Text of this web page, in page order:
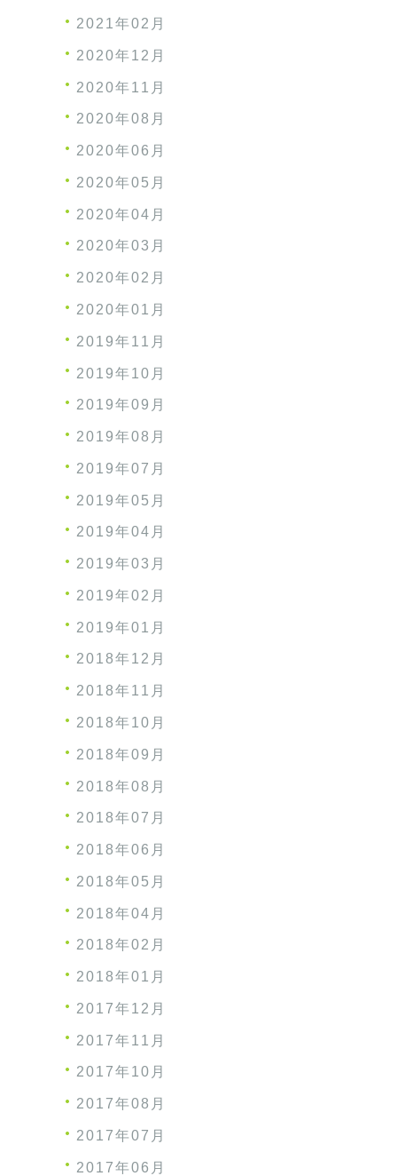
2021年02月
2020年12月
2020年11月
2020年08月
2020年06月
2020年05月
2020年04月
2020年03月
2020年02月
2020年01月
2019年11月
2019年10月
2019年09月
2019年08月
2019年07月
2019年05月
2019年04月
2019年03月
2019年02月
2019年01月
2018年12月
2018年11月
2018年10月
2018年09月
2018年08月
2018年07月
2018年06月
2018年05月
2018年04月
2018年02月
2018年01月
2017年12月
2017年11月
2017年10月
2017年08月
2017年07月
2017年06月